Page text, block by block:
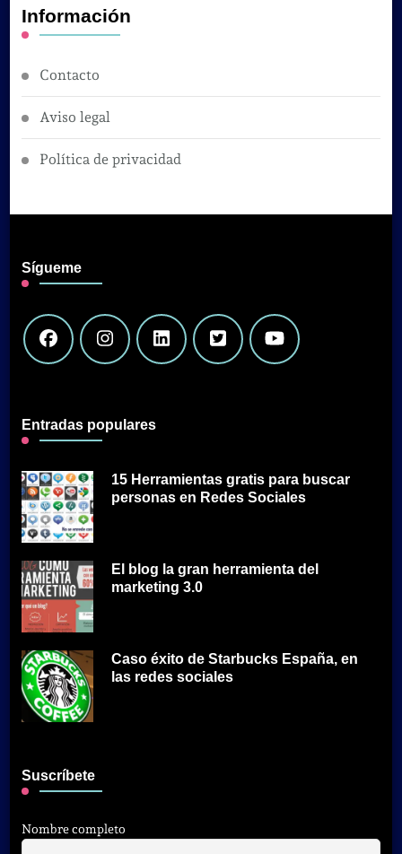
Información
Contacto
Aviso legal
Política de privacidad
Sígueme
Entradas populares
15 Herramientas gratis para buscar
personas en Redes Sociales
El blog la gran herramienta del
marketing 3.0
Caso éxito de Starbucks España, en
las redes sociales
Suscríbete
Nombre completo